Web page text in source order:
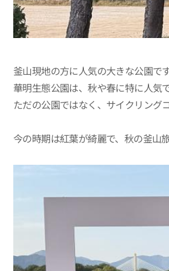
釜山現地の方に人気の大きな公園です
華明生態公園は、秋や春に特に人気
ただの公園ではなく、サイクリング
今の時期は紅葉が綺麗で、秋の釜山